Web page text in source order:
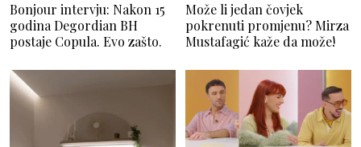
Bonjour intervju: Nakon 15
godina Degordian BH
postaje Copula. Evo zašto.
Može li jedan čovjek
pokrenuti promjenu? Mirza
Mustafagić kaže da može!